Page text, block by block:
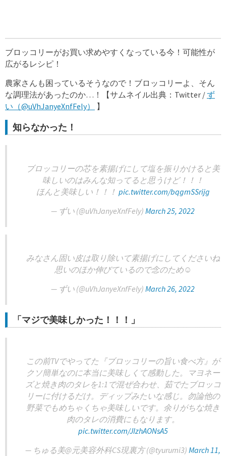
ブロッコリーがお買い求めやすくなっている今！可能性が
広がるレシピ！
農家さんも困っているそうなので！ブロッコリーよ、そん
な調理法があったのか…！【サムネイル出典：Twitter /ず
い（@uVhJanyeXnfFely）
】
知らなかった！
ブロッコリーの芯を素揚げにして塩を振りかけると美
味しいのはみんな知ってると思うけど！！！
ほんと美味しい！！！ pic.twitter.com/bqgmSSrijg
— ずい (@uVhJanyeXnfFely) March 25, 2022
みなさん固い皮は取り除いて素揚げにしてくださいね
思いのほか伸びているので念のため☺️
— ずい (@uVhJanyeXnfFely) March 26, 2022
「マジで美味しかった！！！」
この前TVでやってた『ブロッコリーの旨い食べ方』が
クソ簡単なのに本当に美味しくて感動した。マヨネー
ズと焼き肉のタレを1:1で混ぜ合わせ、茹でたブロッコ
リーに付けるだけ。ディップみたいな感じ。勿論他の
野菜でもめちゃくちゃ美味しいです。余りがちな焼き
肉のタレの消費にもなります。
pic.twitter.com/JIzhAONsA5
— ちゅる美@元美容外科CS現裏方 (@tyurumi3) March 11,